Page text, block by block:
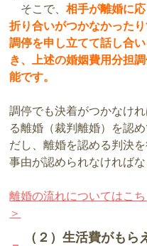
そこで、相手が離婚に
折り合いがつかなかった
調停を申し立てて話し合
き、上述の婚姻費用分担
能です。
調停でも決着がつかなけ
る離婚（裁判離婚）を認
だし、離婚を認める判決
事由が認められなければな
離婚の流れについてはこ
＞
（２）生活費がも